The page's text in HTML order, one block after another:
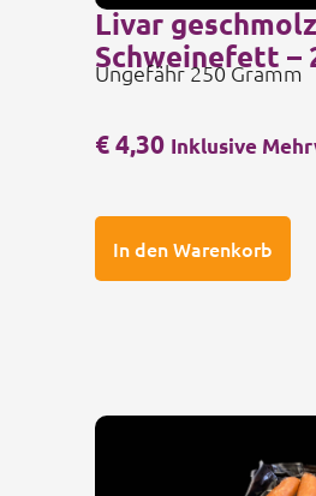
€4,30 Inklusive
In den Warenkorb
Livar
Schweinefett –
Ungefähr 250 Gramm